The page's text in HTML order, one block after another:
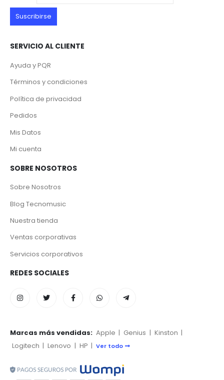
SERVICIO AL CLIENTE
Ayuda y PQR
Términos y condiciones
Política de privacidad
Pedidos
Mis Datos
Mi cuenta
SOBRE NOSOTROS
Sobre Nosotros
Blog Tecnomusic
Nuestra tienda
Ventas corporativas
Servicios corporativos
REDES SOCIALES
Marcas más vendidas: Apple | Genius | Kinston |
Logitech | Lenovo | HP | Ver todo